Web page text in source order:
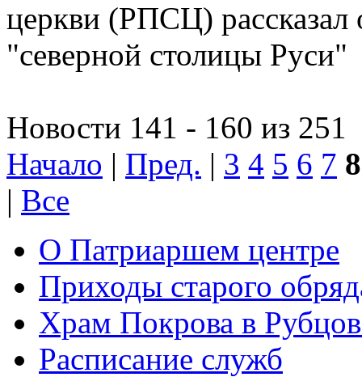
церкви (РПСЦ) рассказал
"северной столицы Руси"
Новости 141 - 160 из 251
Начало | Пред. | 3 4 5 6 7 8
| Все
О Патриаршем центре
Приходы старого
Храм Покрова в
Расписание служб